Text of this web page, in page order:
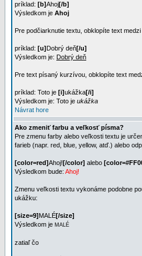
príklad: [b]Ahoj[/b]
Výsledkom je Ahoj
Pre podčiarknutie textu, obklopíte text medzi
príklad: [u]Dobrý deň[/u]
Výsledkom je: Dobrý deň
Pre text písaný kurzívou, obklopíte text
príklad: Toto je [i]ukážka[/i]
Výsledkom je: Toto je ukážka
Návrat hore
Ako zmeniť farbu a veľkosť písma?
Pre zmenu farby alebo veľkosti textu je
farieb (napr. red, blue, yellow, atď.) alebo
[color=red]Ahoj![/color] alebo
Výsledkom bude: Ahoj!
Zmenu veľkosti textu vykonáme podobne
ukážku:
[size=9]MALÉ[/size]
Výsledkom je MALÉ
zatiaľ čo